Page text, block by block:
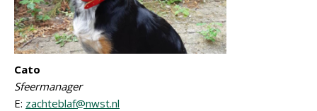
Cato
Sfeermanager
E: zachteblaf@nwst.nl